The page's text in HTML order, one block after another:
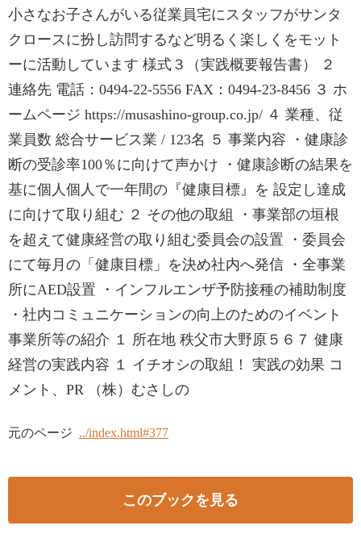
小さなお子さんがいる従業員宅にスタッフがサンタ
クロースに扮し訪問するなど明るく楽しくをモット
ーに活動しています 様式３（実践概要報告書） ２
連絡先 電話：0494-22-5556 FAX：0494-23-8456 ３ ホ
ームページ https://musashino-group.co.jp/ ４ 業種、従
業員数 総合サービス業 / 123名 ５ 事業内容 ・健康診
断の受診率100％に向けて声かけ ・健康診断の結果を
基に個人個人で一年間の『健康目標』を 設定し達成
に向けて取り組む ２ その他の取組 ・事業部の垣根
を超えて健康経営の取り組む委員会の設置 ・委員会
にて毎月の「健康目標」を決め社内へ発信 ・全事業
所にAED設置 ・インフルエンザ予防接種の補助制度
・社内コミュニケーションの向上のためのイベント
事業所等の紹介 １ 所在地 秩父市大野原５６７ 健康
経営の実践内容 １ イチオシの取組！ 実践の効果 コ
メント、PR （株）むさしの
元のページ ../index.html#377
このブックを見る